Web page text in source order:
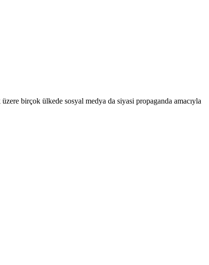
birçok ülkede sosyal medya da siyasi propaganda amacıyla